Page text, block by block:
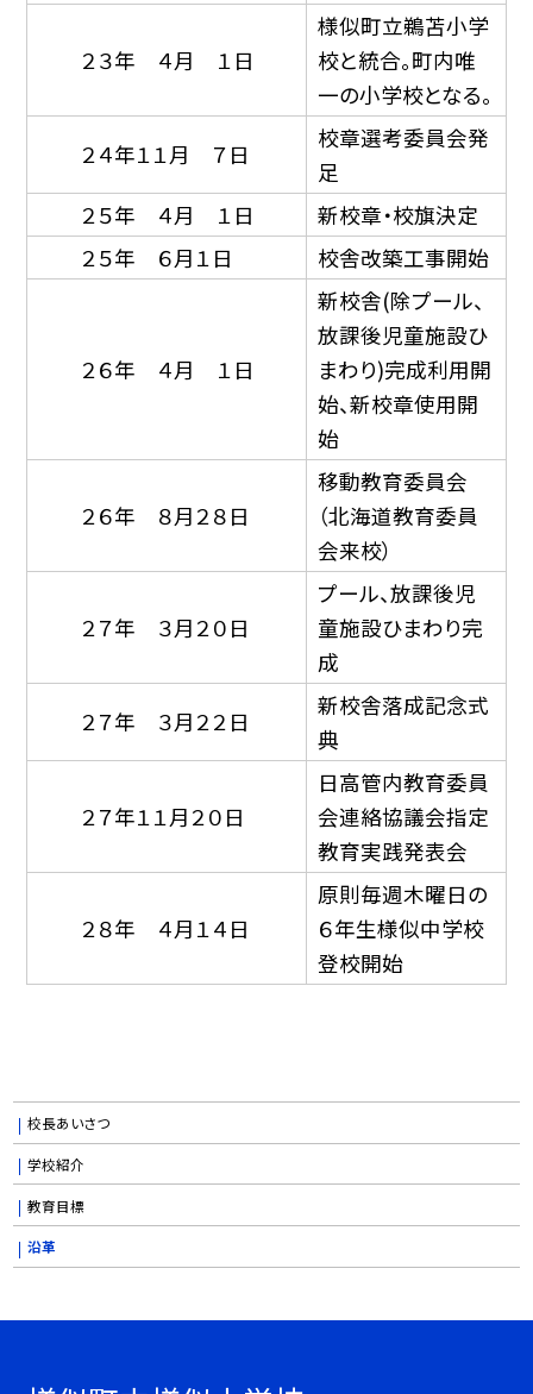
２３年 ４月 １日
様似町立鵜苫小学
校と統合。町内唯
一の小学校となる。
２４年１１月 ７日
校章選考委員会発
足
２５年 ４月 １日
新校章・校旗決定
２５年 ６月１日
校舎改築工事開始
２６年 ４月 １日
新校舎(除プール、
放課後児童施設ひ
まわり)完成利用開
始、新校章使用開
始
２６年 ８月２８日
移動教育委員会
（北海道教育委員
会来校）
２７年 ３月２０日
プール、放課後児
童施設ひまわり完
成
２７年 ３月２２日
新校舎落成記念式
典
２７年１１月２０日
日高管内教育委員
会連絡協議会指定
教育実践発表会
２８年 ４月１４日
原則毎週木曜日の
６年生様似中学校
登校開始
校長あいさつ
学校紹介
教育目標
沿革